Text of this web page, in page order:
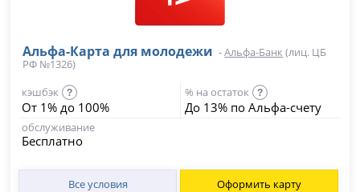
Альфа-Карта для молодежи -Альфа-Банк (лиц. ЦБ
РФ №1326)
кэшбэк
?
От 1% до 100%
% на остаток ?
До 13% по Альфа-счету
обслуживание
Бесплатно
Все условия Оформить карту